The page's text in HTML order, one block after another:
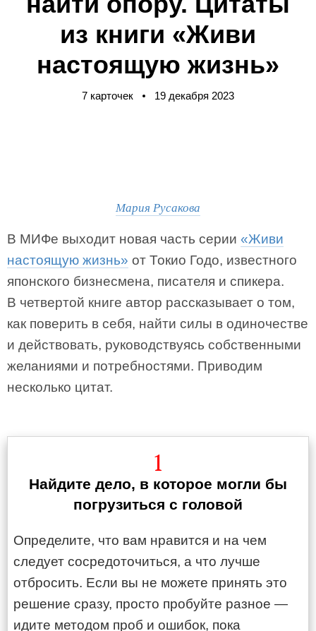
из книги «Живи
настоящую жизнь»
7 карточек 19 декабря 2023
Мария Русакова
В МИФе выходит новая часть серии «Живи
настоящую жизнь» от Токио Годо, известного
японского бизнесмена, писателя и спикера.
В четвертой книге автор рассказывает о том,
как поверить в себя, найти силы в одиночестве
и действовать, руководствуясь собственными
желаниями и потребностями. Приводим
несколько цитат.
1
Найдите дело, в которое могли бы
погрузиться с головой
Определите, что вам нравится и на чем
следует сосредоточиться, а что лучше
отбросить. Если вы не можете принять это
решение сразу, просто пробуйте разное —
идите методом проб и ошибок, пока